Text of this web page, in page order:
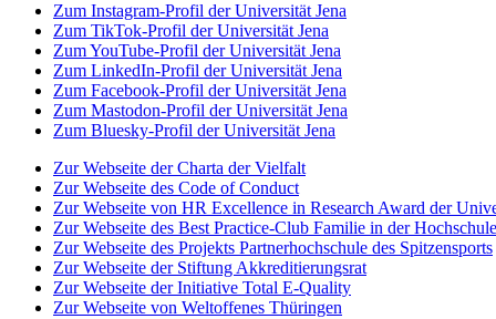
Zum Instagram-Profil der Universität Jena
Zum TikTok-Profil der Universität Jena
Zum YouTube-Profil der Universität Jena
Zum LinkedIn-Profil der Universität Jena
Zum Facebook-Profil der Universität Jena
Zum Mastodon-Profil der Universität Jena
Zum Bluesky-Profil der Universität Jena
Zur Webseite der Charta der Vielfalt
Zur Webseite des Code of Conduct
Zur Webseite von HR Excellence in Research Award der
Zur Webseite des Best Practice-Club Familie in der Hochschule
Zur Webseite des Projekts Partnerhochschule des Spitzensports
Zur Webseite der Stiftung Akkreditierungsrat
Zur Webseite der Initiative Total E-Quality
Zur Webseite von Weltoffenes Thüringen